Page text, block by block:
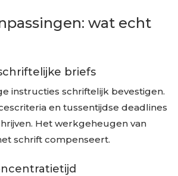
wat echt
briefs
instructies schriftelijk bevestigen.
en tussentijdse deadlines
Het werkgeheugen van
schrift compenseert.